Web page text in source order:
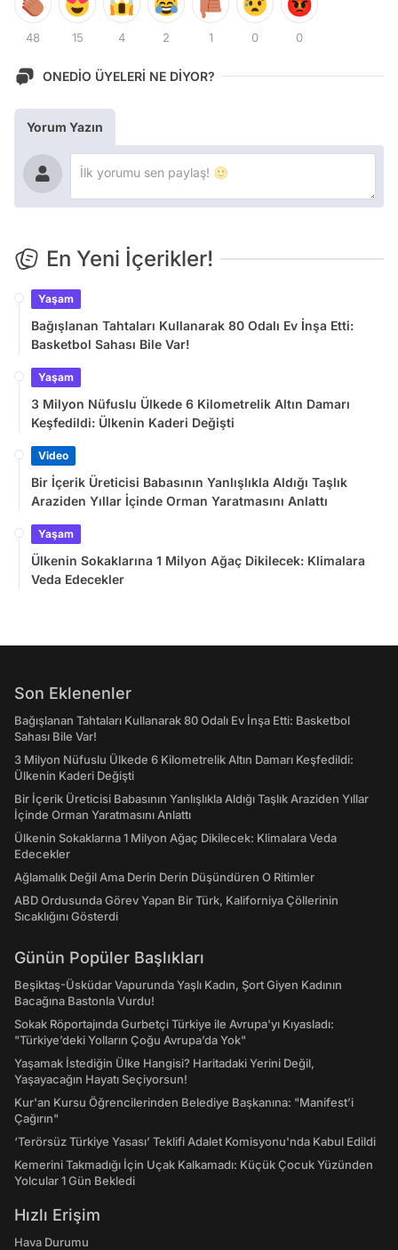
48 15 4 2 1 0 0
ONEDİO ÜYELERİ NE DİYOR?
Yorum Yazın
En Yeni İçerikler!
Yaşam
Bağışlanan Tahtaları Kullanarak 80 Odalı Ev İnşa Etti:
Basketbol Sahası Bile Var!
Yaşam
3 Milyon Nüfuslu Ülkede 6 Kilometrelik Altın Damarı
Keşfedildi: Ülkenin Kaderi Değişti
Video
Bir İçerik Üreticisi Babasının Yanlışlıkla Aldığı Taşlık
Araziden Yıllar İçinde Orman Yaratmasını Anlattı
Yaşam
Ülkenin Sokaklarına 1 Milyon Ağaç Dikilecek: Klimalara
Veda Edecekler
Son Eklenenler
Bağışlanan Tahtaları Kullanarak 80 Odalı Ev İnşa Etti: Basketbol
Sahası Bile Var!
3 Milyon Nüfuslu Ülkede 6 Kilometrelik Altın Damarı Keşfedildi:
Ülkenin Kaderi Değişti
Bir İçerik Üreticisi Babasının Yanlışlıkla Aldığı Taşlık Araziden Yıllar
İçinde Orman Yaratmasını Anlattı
Ülkenin Sokaklarına 1 Milyon Ağaç Dikilecek: Klimalara Veda
Edecekler
Ağlamalık Değil Ama Derin Derin Düşündüren O Ritimler
ABD Ordusunda Görev Yapan Bir Türk, Kaliforniya Çöllerinin
Sıcaklığını Gösterdi
Günün Popüler Başlıkları
Beşiktaş-Üsküdar Vapurunda Yaşlı Kadın, Şort Giyen Kadının
Bacağına Bastonla Vurdu!
Sokak Röportajında Gurbetçi Türkiye ile Avrupa'yı Kıyasladı:
"Türkiye’deki Yolların Çoğu Avrupa’da Yok"
Yaşamak İstediğin Ülke Hangisi? Haritadaki Yerini Değil,
Yaşayacağın Hayatı Seçiyorsun!
Kur'an Kursu Öğrencilerinden Belediye Başkanına: "Manifest’i
Çağırın"
‘Terörsüz Türkiye Yasası’ Teklifi Adalet Komisyonu'nda Kabul Edildi
Kemerini Takmadığı İçin Uçak Kalkamadı: Küçük Çocuk Yüzünden
Yolcular 1 Gün Bekledi
Hızlı Erişim
Hava Durumu